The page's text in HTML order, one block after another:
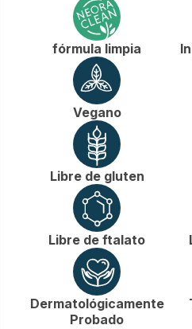
fórmula limpia
Vegano
Libre de gluten
Libre de ftalato
Dermatológicamente
Probado